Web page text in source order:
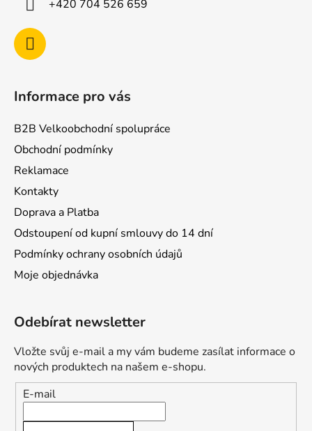
+420 704 526 659
Informace pro vás
B2B Velkoobchodní spolupráce
Obchodní podmínky
Reklamace
Kontakty
Doprava a Platba
Odstoupení od kupní smlouvy do 14 dní
Podmínky ochrany osobních údajů
Moje objednávka
Odebírat newsletter
Vložte svůj e-mail a my vám budeme zasílat informace o
nových produktech na našem e-shopu.
E-mail